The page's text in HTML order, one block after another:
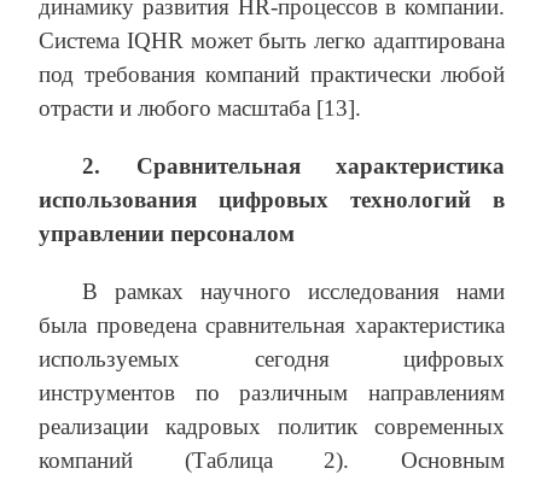
динамику развития HR-процессов в компании.
Система IQHR может быть легко адаптирована
под требования компаний практически любой
отрасти и любого масштаба [13].
2. Сравнительная характеристика
использования цифровых технологий в
управлении персоналом
В рамках научного исследования нами
была проведена сравнительная характеристика
используемых сегодня цифровых
инструментов по различным направлениям
реализации кадровых политик современных
компаний (Таблица 2). Основным